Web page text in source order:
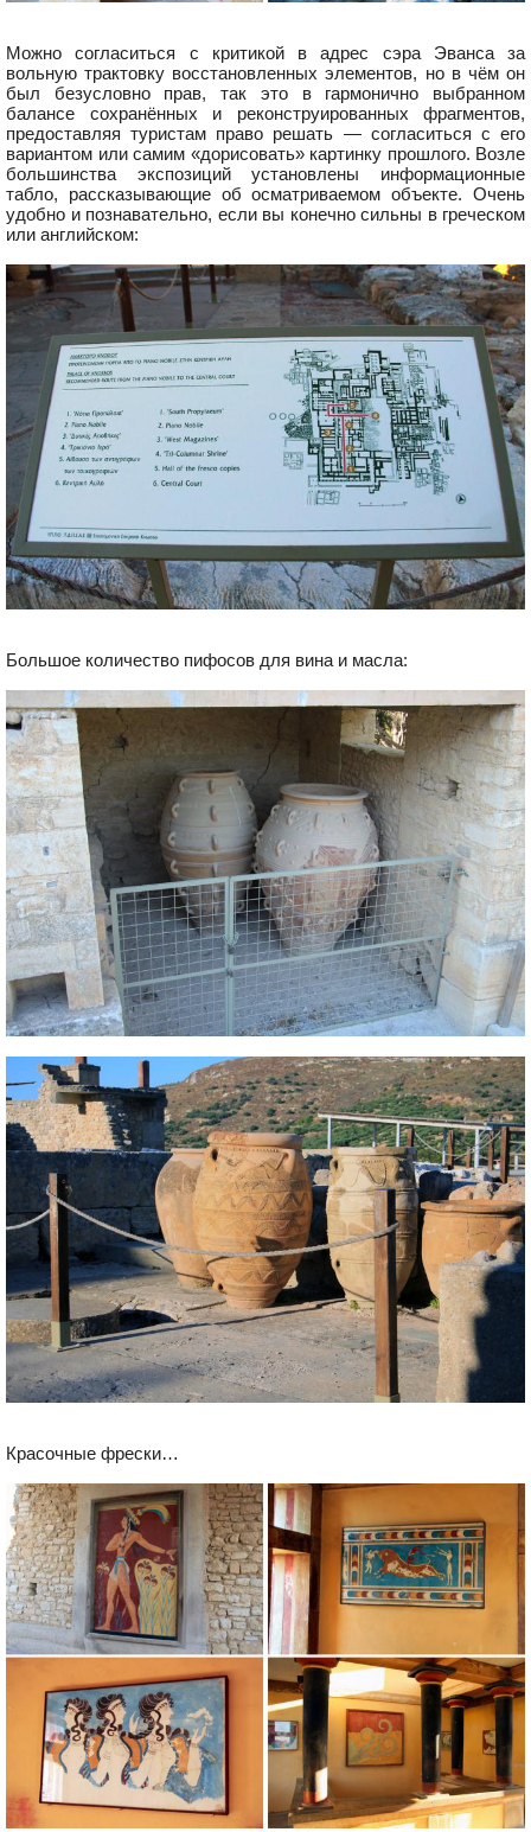
Можно согласиться с критикой в адрес сэра Эванса за
вольную трактовку восстановленных элементов, но в чём он
был безусловно прав, так это в гармонично выбранном
балансе сохранённых и реконструированных фрагментов,
предоставляя туристам право решать — согласиться с его
вариантом или самим «дорисовать» картинку прошлого. Возле
большинства экспозиций установлены информационные
табло, рассказывающие об осматриваемом объекте. Очень
удобно и познавательно, если вы конечно сильны в греческом
или английском:
Большое количество пифосов для вина и масла:
Красочные фрески…